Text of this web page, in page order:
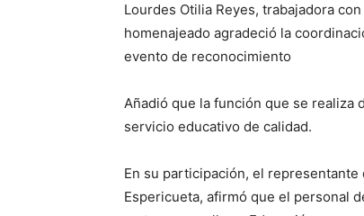
Lourdes Otilia Reyes, trabajadora
homenajeado agradeció la
evento de reconocimiento
Añadió que la función que se realiza
servicio educativo de calidad.
En su participación, el
Espericueta, afirmó que el personal